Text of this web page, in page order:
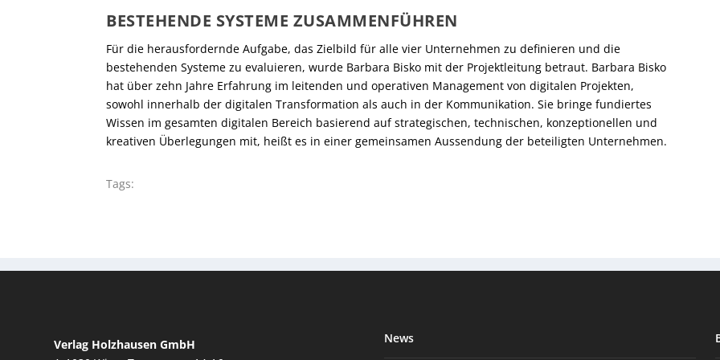
BESTEHENDE SYSTEME ZUSAMMENFÜHREN
Für die herausfordernde Aufgabe, das Zielbild für alle vier Unternehmen zu definieren und die
bestehenden Systeme zu evaluieren, wurde Barbara Bisko mit der Projektleitung betraut. Barbara Bisko
hat über zehn Jahre Erfahrung im leitenden und operativen Management von digitalen Projekten,
sowohl innerhalb der digitalen Transformation als auch in der Kommunikation. Sie bringe fundiertes
Wissen im gesamten digitalen Bereich basierend auf strategischen, technischen, konzeptionellen und
kreativen Überlegungen mit, heißt es in einer gemeinsamen Aussendung der beteiligten Unternehmen.
Tags:
Verlag Holzhausen GmbH
News